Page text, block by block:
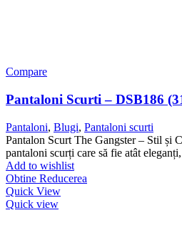
Compare
Pantaloni Scurti – DSB186
Pantaloni, Blugi, Pantaloni scurti
Pantalon Scurt The Gangster – Stil și
pantaloni scurți care să fie atât
Add to wishlist
Obtine Reducerea
Quick View
Quick view